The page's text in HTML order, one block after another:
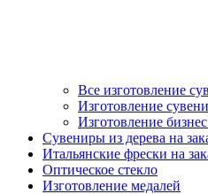
Все изготовление
Изготовление
Изготовление
Сувениры из дерева на
Итальянские фрески на
Оптическое стекло
Изготовление медалей